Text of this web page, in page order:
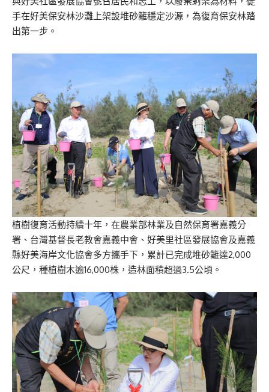
手在好美保安林沙灘上架設堆砂籬穩定沙源，為復育保安林踏
出第一步。
植樹復育活動持續十年，在農業部林業及自然保育署嘉義分
署、台灣基督長老教會嘉義中會、好美里社區發展協會及嘉義
縣好美海岸文化協會多方攜手下，累計已完成堆砂籬達2,000
公尺，種植樹木逾16,000株，造林面積超過3.5公頃。